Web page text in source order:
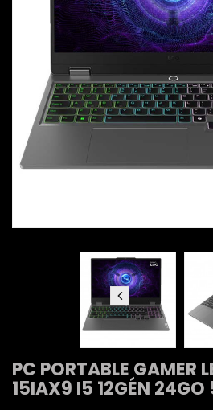
PC PORTABLE GAMER
15IAX9 I5 12GÉN 24GO